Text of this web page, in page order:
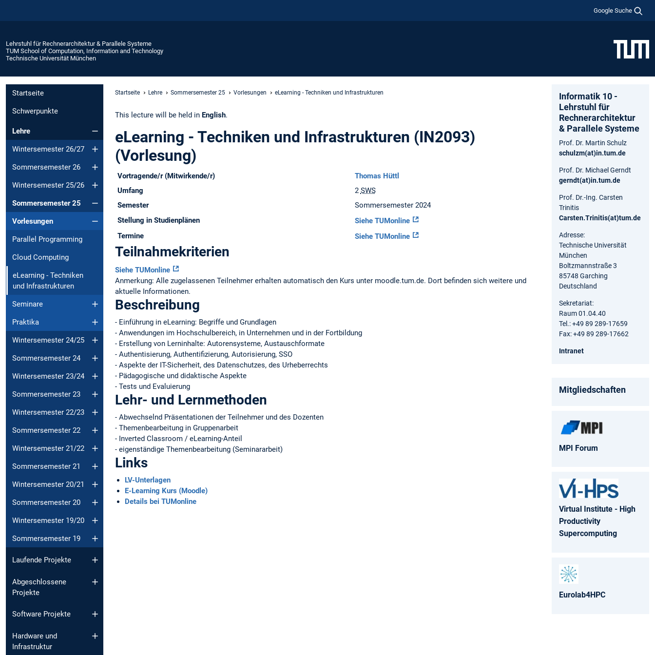
Google Suche
Lehrstuhl für Rechnerarchitektur & Parallele Systeme
TUM School of Computation, Information and Technology
Technische Universität München
Startseite
Schwerpunkte
Lehre
Wintersemester 26/27
Sommersemester 26
Wintersemester 25/26
Sommersemester 25
Vorlesungen
Parallel Programming
Cloud Computing
eLearning - Techniken
und Infrastrukturen
Seminare
Praktika
Wintersemester 24/25
Sommersemester 24
Wintersemester 23/24
Sommersemester 23
Wintersemester 22/23
Sommersemester 22
Wintersemester 21/22
Sommersemester 21
Wintersemester 20/21
Sommersemester 20
Wintersemester 19/20
Sommersemester 19
Laufende Projekte
Abgeschlossene
Projekte
Software Projekte
Hardware und
Infrastruktur
Startseite Lehre Sommersemester 25 Vorlesungen eLearning - Techniken und Infrastrukturen
This lecture will be held in English.
eLearning - Techniken und Infrastrukturen (IN2093)
(Vorlesung)
Vortragende/r (Mitwirkende/r)
Thomas Hüttl
Umfang
2 SWS
Semester
Sommersemester 2024
Stellung in Studienplänen
Siehe TUMonline
Termine
Siehe TUMonline
Teilnahmekriterien
Siehe TUMonline
Anmerkung: Alle zugelassenen Teilnehmer erhalten automatisch den Kurs unter moodle.tum.de. Dort befinden sich weitere und
aktuelle Informationen.
Beschreibung
- Einführung in eLearning: Begriffe und Grundlagen
- Anwendungen im Hochschulbereich, in Unternehmen und in der Fortbildung
- Erstellung von Lerninhalte: Autorensysteme, Austauschformate
- Authentisierung, Authentifizierung, Autorisierung, SSO
- Aspekte der IT-Sicherheit, des Datenschutzes, des Urheberrechts
- Pädagogische und didaktische Aspekte
- Tests und Evaluierung
Lehr- und Lernmethoden
- Abwechselnd Präsentationen der Teilnehmer und des Dozenten
- Themenbearbeitung in Gruppenarbeit
- Inverted Classroom / eLearning-Anteil
- eigenständige Themenbearbeitung (Seminararbeit)
Links
LV-Unterlagen
E-Learning Kurs (Moodle)
Details bei TUMonline
Informatik 10 -
Lehrstuhl für
Rechnerarchitektur
& Parallele Systeme
Prof. Dr. Martin Schulz
schulzm(at)in.tum.de
Prof. Dr. Michael Gerndt
gerndt(at)in.tum.de
Prof. Dr.-Ing. Carsten
Trinitis
Carsten.Trinitis(at)tum.de
Adresse:
Technische Universität
München
Boltzmannstraße 3
85748 Garching
Deutschland
Sekretariat:
Raum 01.04.40
Tel.: +49 89 289-17659
Fax: +49 89 289-17662
Intranet
Mitgliedschaften
MPI Forum
Virtual Institute - High
Productivity
Supercomputing
Eurolab4HPC